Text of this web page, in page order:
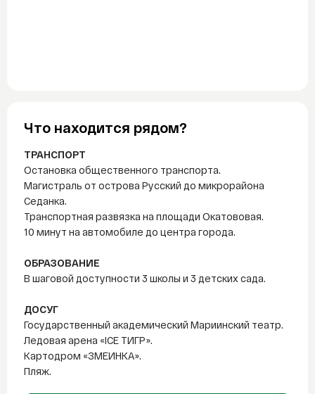
Что находится рядом?
ТРАНСПОРТ
Остановка общественного транспорта.
Магистраль от острова Русский до микрорайона
Седанка.
Транспортная развязка на площади Окатововая.
10 минут на автомобиле до центра города.
ОБРАЗОВАНИЕ
В шаговой доступности 3 школы и 3 детских сада.
ДОСУГ
Государственный академический Мариинский театр.
Ледовая арена «ICE ТИГР».
Картодром «ЗМЕИНКА».
Пляж.